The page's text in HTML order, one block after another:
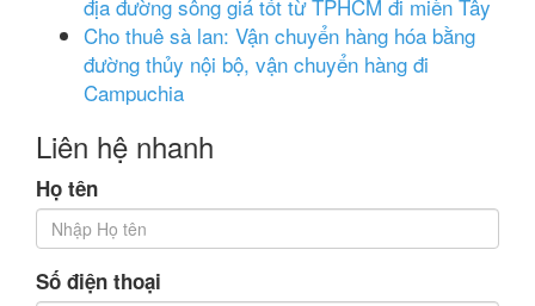
địa đường sông giá tốt từ TPHCM đi miền Tây
Cho thuê sà lan: Vận chuyển hàng hóa bằng
đường thủy nội bộ, vận chuyển hàng đi
Campuchia
Liên hệ nhanh
Họ tên
Số điện thoại